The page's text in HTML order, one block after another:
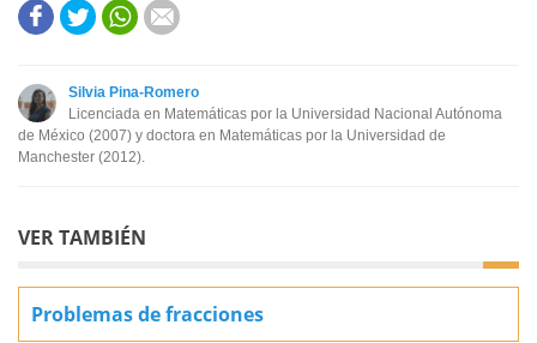
Este contenido contiene información incorrecta
Otro
Silvia Pina-Romero
Licenciada en Matemáticas por la Universidad Nacional Autónoma
de México (2007) y doctora en Matemáticas por la Universidad de
Manchester (2012).
VER TAMBIÉN
Problemas de fracciones